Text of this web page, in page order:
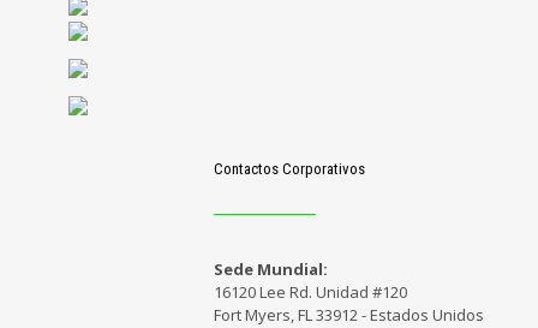
Contactos Corporativos
Sede Mundial:
16120 Lee Rd. Unidad #120
Fort Myers, FL 33912 - Estados Unidos